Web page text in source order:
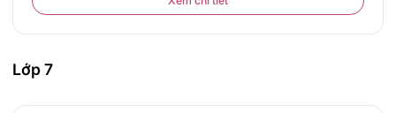
Lớp 7